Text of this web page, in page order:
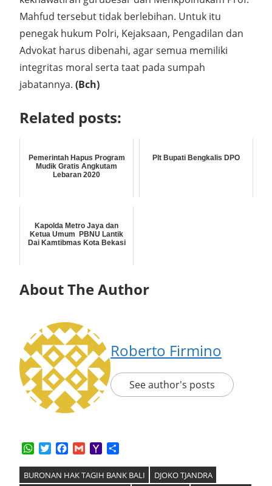
Mahfud tersebut tidak berlebihan. Untuk itu
penegak hukum Polri, Kejaksaan, Pengadilan dan
Advokat harus dibenahi, agar semua memiliki
integritas moral serta taat pada sumpah
jabatannya. (Bch)
Related posts:
Pemerintah Hapus Program
Mudik Gratis Angkutam
Lebaran 2020
Plt Bupati Bengkalis DPO
Kapolda Metro Jaya dan
Ketua Umum PBNU Lantik
Dai Kamtibmas Kota Bekasi
About The Author
Roberto Firmino
See author's posts
WhatsApp
TwitterFacebook
GmailYahoo
BURONAN HAK TAGIH BANK BALI
DJOKO TJANDRA